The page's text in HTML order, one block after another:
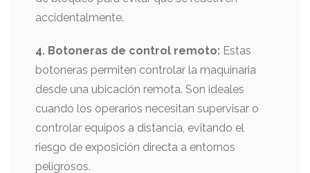
accidentalmente.
4. Botoneras de control remoto: Estas
botoneras permiten controlar la maquinaria
desde una ubicación remota. Son ideales
cuando los operarios necesitan supervisar o
controlar equipos a distancia, evitando el
riesgo de exposición directa a entornos
peligrosos.